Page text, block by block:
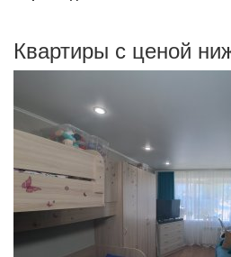
Квартиры с ценой